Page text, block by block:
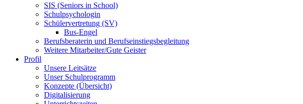
SIS (Seniors in School)
Schulpsychologin
Schülervertretung (SV)
Bus-Engel
Berufsberaterin und Berufseinstiegsbegleitung
Weitere Mitarbeiter/Gute Geister
Profil
Unsere Leitsätze
Unser Schulprogramm
Konzepte (Übersicht)
Digitalisierung